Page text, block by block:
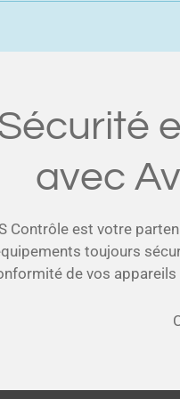
avec
Contrôle est votre
toujours
de vos